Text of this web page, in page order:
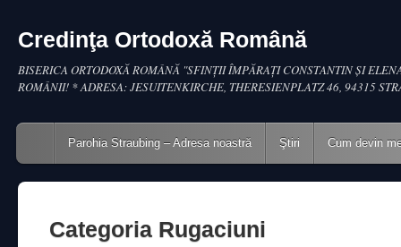
Credinţa Ortodoxă Română
BISERICA ORTODOXĂ ROMÂNĂ "SFINŢII ÎMPĂRAŢI CONSTANTIN ŞI
ROMÂNII! * ADRESA: JESUITENKIRCHE, THERESIENPLATZ 46, 94315
Main menu
Skip to content
Parohia Straubing – Adresa noastră Ştiri Cum devin
Categoria Rugaciuni